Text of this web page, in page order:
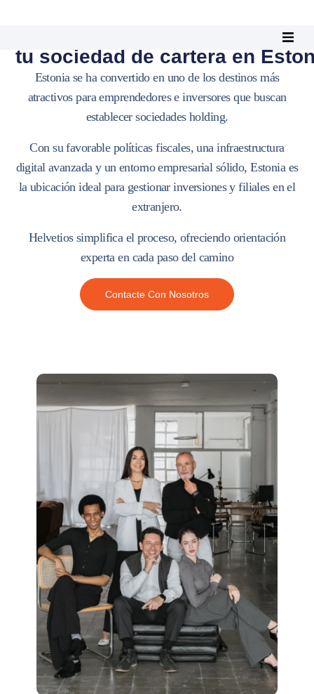
tu sociedad de cartera en
Estonia se ha convertido en uno de los destinos más
atractivos para emprendedores e inversores que buscan
establecer sociedades holding.
Con sufavorablepolíticas fiscales, una infraestructura
digital avanzada y un entorno empresarial sólido, Estonia es
la ubicación ideal para gestionar inversiones y filiales en el
extranjero.
Helvetiossimplifica el proceso, ofreciendo orientación
experta en cada paso del camino
Contacte Con Nosotros